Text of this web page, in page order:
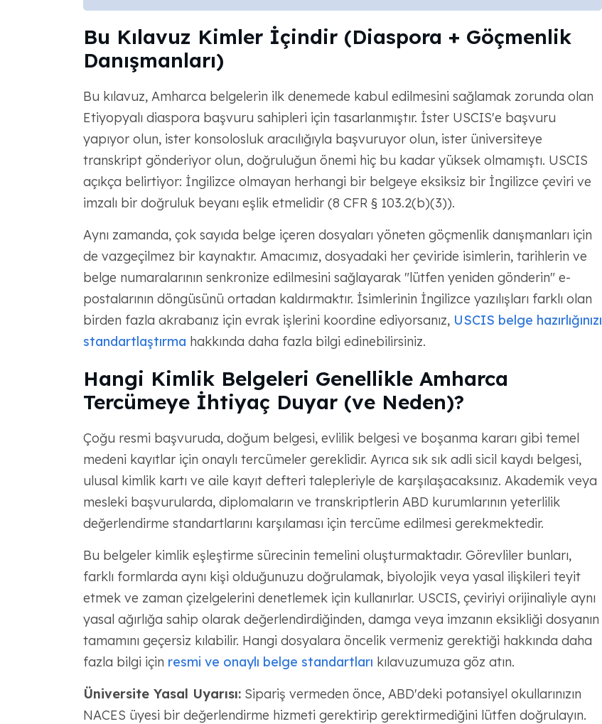
Bu Kılavuz Kimler İçindir (Diaspora + Göçmenlik
Danışmanları)
Bu kılavuz, Amharca belgelerin ilk denemede kabul edilmesini sağlamak zorunda olan
Etiyopyalı diaspora başvuru sahipleri için tasarlanmıştır. İster USCIS'e başvuru
yapıyor olun, ister konsolosluk aracılığıyla başvuruyor olun, ister üniversiteye
transkript gönderiyor olun, doğruluğun önemi hiç bu kadar yüksek olmamıştı. USCIS
açıkça belirtiyor: İngilizce olmayan herhangi bir belgeye eksiksiz bir İngilizce çeviri ve
imzalı bir doğruluk beyanı eşlik etmelidir (8 CFR § 103.2(b)(3)).
Aynı zamanda, çok sayıda belge içeren dosyaları yöneten göçmenlik danışmanları için
de vazgeçilmez bir kaynaktır. Amacımız, dosyadaki her çeviride isimlerin, tarihlerin ve
belge numaralarının senkronize edilmesini sağlayarak "lütfen yeniden gönderin" e-
postalarının döngüsünü ortadan kaldırmaktır. İsimlerinin İngilizce yazılışları farklı olan
birden fazla akrabanız için evrak işlerini koordine ediyorsanız, USCIS belge hazırlığınızı
standartlaştırma hakkında daha fazla bilgi edinebilirsiniz.
Hangi Kimlik Belgeleri Genellikle Amharca
Tercümeye İhtiyaç Duyar (ve Neden)?
Çoğu resmi başvuruda, doğum belgesi, evlilik belgesi ve boşanma kararı gibi temel
medeni kayıtlar için onaylı tercümeler gereklidir. Ayrıca sık sık adli sicil kaydı belgesi,
ulusal kimlik kartı ve aile kayıt defteri talepleriyle de karşılaşacaksınız. Akademik veya
mesleki başvurularda, diplomaların ve transkriptlerin ABD kurumlarının yeterlilik
değerlendirme standartlarını karşılaması için tercüme edilmesi gerekmektedir.
Bu belgeler kimlik eşleştirme sürecinin temelini oluşturmaktadır. Görevliler bunları,
farklı formlarda aynı kişi olduğunuzu doğrulamak, biyolojik veya yasal ilişkileri teyit
etmek ve zaman çizelgelerini denetlemek için kullanırlar. USCIS, çeviriyi orijinaliyle aynı
yasal ağırlığa sahip olarak değerlendirdiğinden, damga veya imzanın eksikliği dosyanın
tamamını geçersiz kılabilir. Hangi dosyalara öncelik vermeniz gerektiği hakkında daha
fazla bilgi için resmi ve onaylı belge standartları kılavuzumuza göz atın.
Üniversite Yasal Uyarısı:Sipariş vermeden önce, ABD'deki potansiyel okullarınızın
NACES üyesi bir değerlendirme hizmeti gerektirip gerektirmediğini lütfen doğrulayın.